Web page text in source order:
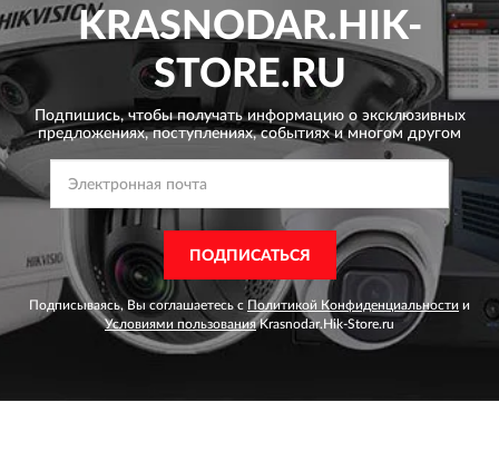
KRASNODAR.HIK-
STORE.RU
Подпишись, чтобы получать информацию о эксклюзивных
предложениях,поступлениях, событиях и многом другом
ПОДПИСАТЬСЯ
Подписываясь, Вы соглашаетесь с Политикой Конфиденциальности и
Условиями пользованияKrasnodar.Hik-Store.ru